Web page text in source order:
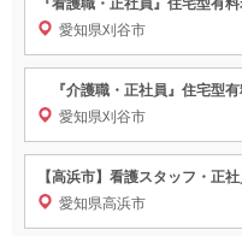
愛知県刈谷市
『介護職・正社員』住宅型有
愛知県刈谷市
【高浜市】看護スタッフ・正
愛知県高浜市